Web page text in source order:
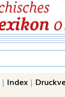
| Index |